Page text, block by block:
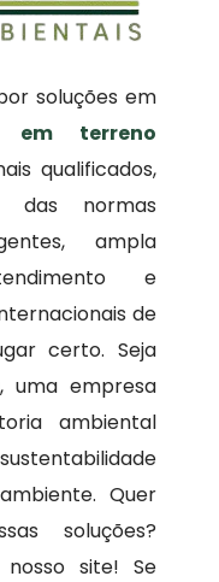
soluções em
em terreno
qualificados,
das normas
ampla
e
de
certo. Seja
uma empresa
ambiental
Quer
soluções?
site! Se